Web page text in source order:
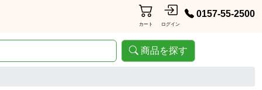
カート ログイン
0157-55-2500
商品を探す